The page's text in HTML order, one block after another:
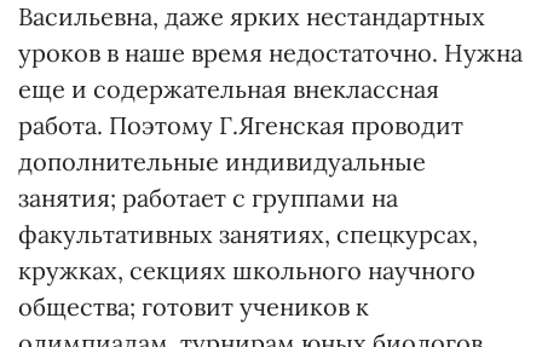
Васильевна, даже ярких нестандартных
уроков в наше время недостаточно. Нужна
еще и содержательная внеклассная
работа. Поэтому Г.Ягенская проводит
дополнительные индивидуальные
занятия; работает с группами на
факультативных занятиях, спецкурсах,
кружках, секциях школьного научного
общества; готовит учеников к